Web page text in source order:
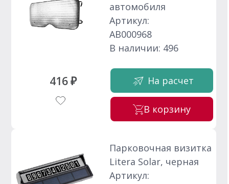
416 ₽
автомобиля
Артикул:
АВ000968
В наличии: 496
На расчет
В корзину
Парковочная визитка
Litera Solar, черная
Артикул: